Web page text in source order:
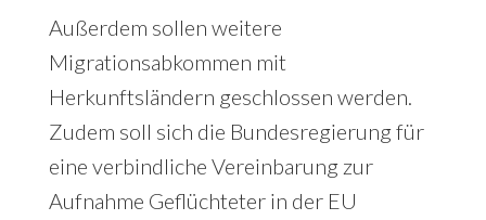
Außerdem sollen weitere
Migrationsabkommen mit
Herkunftsländern geschlossen werden.
Zudem soll sich die Bundesregierung für
eine verbindliche Vereinbarung zur
Aufnahme Geflüchteter in der EU